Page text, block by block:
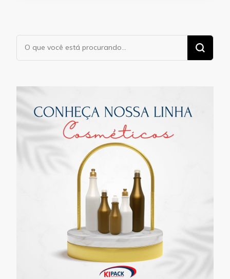
Procurando
algo?